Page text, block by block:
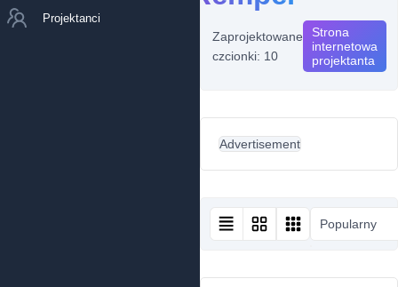
Projektanci
Zaprojektowane
czcionki: 10
Strona
internetowa
projektanta
Advertisement
Popularny